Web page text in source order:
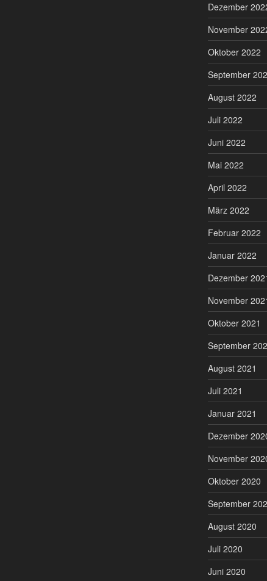
Dezember
November
Oktober 2022
September
August 2022
Juli 2022
Juni 2022
Mai 2022
April 2022
März 2022
Februar 2022
Januar 2022
Dezember
November
Oktober 2021
September
August 2021
Juli 2021
Januar 2021
Dezember
November
Oktober 2020
September
August 2020
Juli 2020
Juni 2020